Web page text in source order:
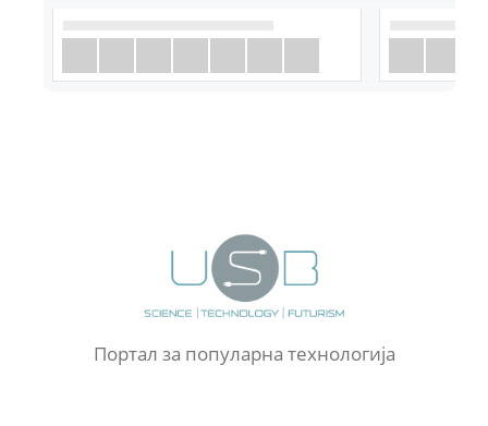
Портал за популарна технологија